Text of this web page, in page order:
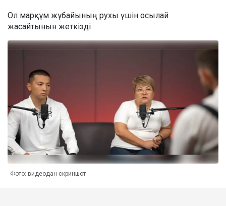
Ол марқұм жұбайының рухы үшін осылай
жасайтынын жеткізді
Фото: видеодан скриншот